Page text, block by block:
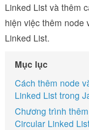
Linked List và thêm
hiện việc thêm node
Linked List.
Mục lục
Cách thêm node
Linked List trong
Chương trình
Circular Linked